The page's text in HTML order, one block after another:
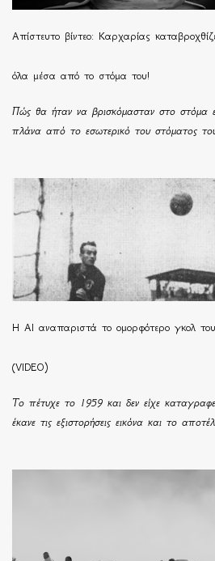
Απίστευτο βίντεο: Καρχαρίας
όλα μέσα από το στόμα του!
Πώς θα ήταν να βρισκόμασταν στο στόμα
πλάνα από το εσωτερικό του στόματος
Η ΑΙ αναπαριστά το ομορφότερο γκολ
(VIDEO)
Το πέτυχε το 1959 και δεν είχε
έκανε τις εξιστορήσεις εικόνα και το